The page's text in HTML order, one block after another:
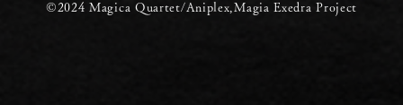
©2024 Magica Quartet/Aniplex,Magia Exedra Project